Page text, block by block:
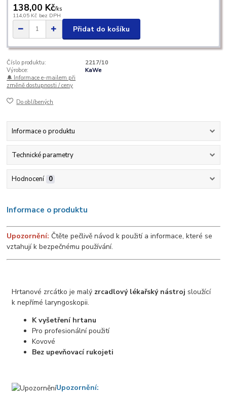
138,00 Kč/ks
114,05 Kč bez DPH
Přidat do košíku
Číslo produktu:
2217/10
Výrobce:
KaWe
🔔 Informace e-mailem při
změně dostupnosti / ceny
Do oblíbených
Informace o produktu
Technické parametry
Hodnocení 0
Informace o produktu
Upozornění: Čtěte pečlivě návod k použití a informace, které se
vztahují k bezpečnému používání.
Hrtanové zrcátko je malý zrcadlový lékařský nástroj sloužící
k nepřímé laryngoskopii.
K vyšetření hrtanu
Pro profesionální použití
Kovové
Bez upevňovací rukojeti
Upozornění: